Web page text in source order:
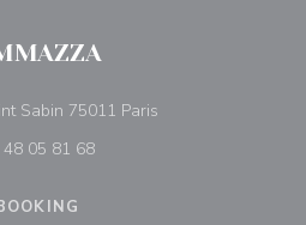
Sabin 75011 Paris
48 05 81 68